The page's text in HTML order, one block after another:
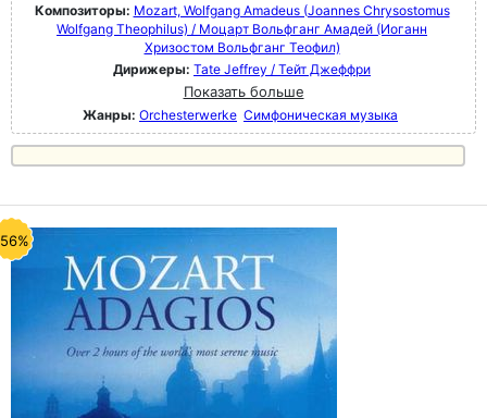
Композиторы: Mozart, Wolfgang Amadeus (Joannes Chrysostomus
Wolfgang Theophilus) / Моцарт Вольфганг Амадей (Иоганн
Хризостом Вольфганг Теофил)
Дирижеры: Tate Jeffrey / Тейт Джеффри
Показать больше
Жанры: Orchesterwerke Симфоническая музыка